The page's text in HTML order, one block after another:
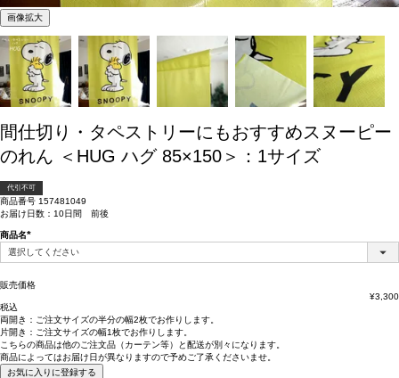
画像拡大
間仕切り・タペストリーにもおすすめスヌーピー
のれん ＜HUG ハグ 85×150＞：1サイズ
代引不可
商品番号 157481049
お届け日数：10日間 前後
商品名
(必
須)
販売価格
¥3,300
税込
両開き： ご注文サイズの半分の幅2枚でお作りします。
片開き： ご注文サイズの幅1枚でお作りします。
こちらの商品は他のご注文品（カーテン等）と配送が別々 になります。
商品によってはお届け日が異なりますので予めご了承くださいませ。
お気に入りに登録する